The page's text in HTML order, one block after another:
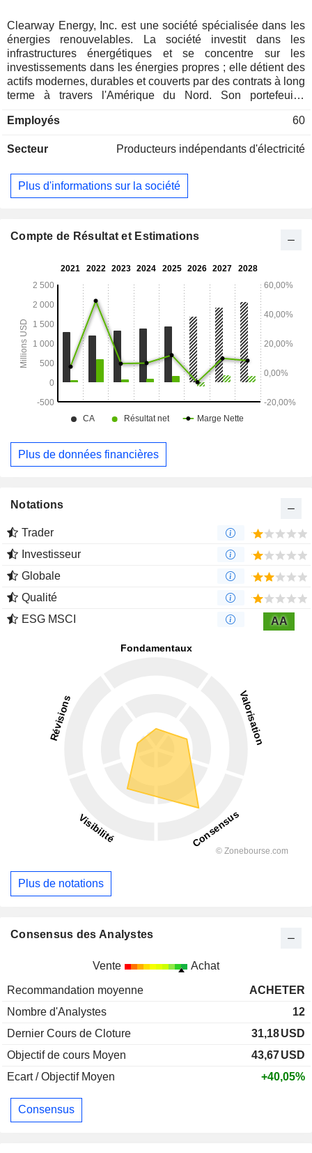
Clearway Energy, Inc. est une société spécialisée dans les
énergies renouvelables. La société investit dans les
infrastructures énergétiques et se concentre sur les
investissements dans les énergies propres ; elle détient des
actifs modernes, durables et couverts par des contrats à long
terme à travers l'Amérique du Nord. Son portefeuille
répartis dans 26 États, dont environ 9 GW d'énergie
ainsi qu'environ 2,8 GW de capacité de production
essentiels à la fiabilité du réseau. Ses installations en
exploitation comprennent Carlsbad, El Segundo, GenConn
comprennent Agua Caliente, Alpine, Avenal, Avra Valley,
3, Desert Sunlight 250, Kansas South, et d’autres. Ses
Cedro Hill, Crofton Bluffs, Cedar Creek, et d’autres.
Employés 60
Secteur Producteurs indépendants d'électricité
Plus d'informations sur la société
Compte de Résultat et Estimations
Plus de données financières
Notations
Trader
Investisseur
Globale
Qualité
ESG MSCI
AA
Plus de notations
Consensus des Analystes
Vente Achat
Recommandation moyenne
ACHETER
Nombre d'Analystes
12
Dernier Cours de Cloture
31,18USD
Objectif de cours Moyen
43,67USD
Ecart / Objectif Moyen
+40,05%
Consensus